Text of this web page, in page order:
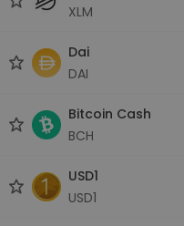
XLM
Dai
DAI
Bitcoin Cash
BCH
USD1
USD1